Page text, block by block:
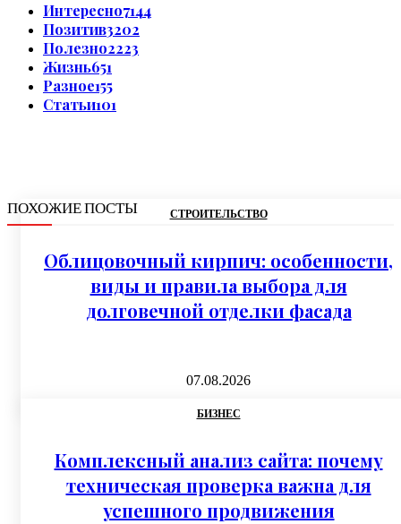
Интересно7144
Позитив3202
Полезно2223
Жизнь651
Разное155
Статьи101
ПОХОЖИЕ ПОСТЫ СТРОИТЕЛЬСТВО
Облицовочный кирпич: особенности,
виды и правила выбора для
долговечной отделки фасада
07.08.2026
БИЗНЕС
Комплексный анализ сайта: почему
техническая проверка важна для
успешного продвижения